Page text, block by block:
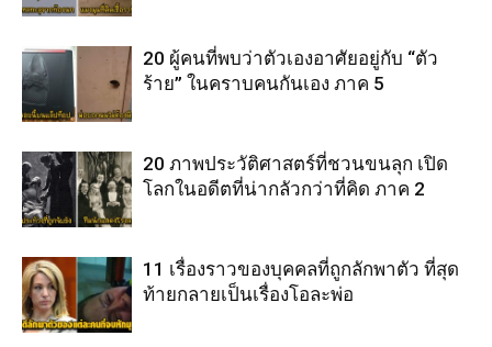
20 ผู้คนที่พบว่าตัวเองอาศัยอยู่กับ “ตัว
ร้าย” ในคราบคนกันเอง ภาค 5
20 ภาพประวัติศาสตร์ที่ชวนขนลุก เปิด
โลกในอดีตที่น่ากลัวกว่าที่คิด ภาค 2
11 เรื่องราวของบุคคลที่ถูกลักพาตัว ที่สุด
ท้ายกลายเป็นเรื่องโอละพ่อ